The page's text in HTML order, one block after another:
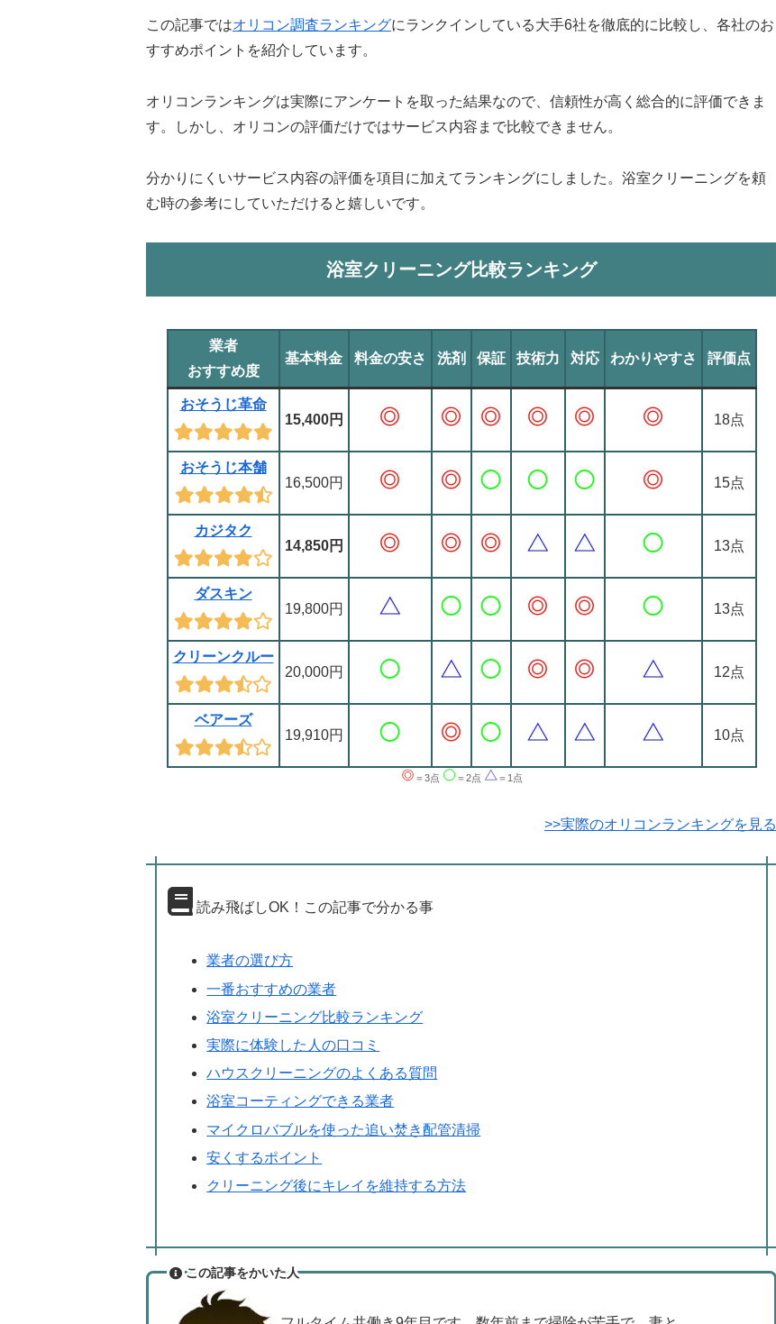
この記事ではオリコン調査ランキングにランクインしている大手6社を徹底的に比較し、各社のお
すすめポイントを紹介しています。
オリコンランキングは実際にアンケートを取った結果なので、信頼性が高く総合的に評価できま
す。しかし、オリコンの評価だけではサービス内容まで比較できません。
分かりにくいサービス内容の評価を項目に加えてランキングにしました。浴室クリーニングを頼
む時の参考にしていただけると嬉しいです。
浴室クリーニング比較ランキング
業者
おすすめ度
基本料金 料金の安さ 洗剤 保証 技術力 対応 わかりやすさ 評価点
おそうじ革命
15,400円
18点
おそうじ本舗
16,500円
15点
カジタク
14,850円
13点
ダスキン
19,800円
13点
クリーンクルー
20,000円
12点
ベアーズ
19,910円
10点
＝3点 ＝2点 ＝1点
>>実際のオリコンランキングを見る
読み飛ばしOK！この記事で分かる事
業者の選び方
一番おすすめの業者
浴室クリーニング比較ランキング
実際に体験した人の口コミ
ハウスクリーニングのよくある質問
浴室コーティングできる業者
マイクロバブルを使った追い焚き配管清掃
安くするポイント
クリーニング後にキレイを維持する方法
この記事をかいた人